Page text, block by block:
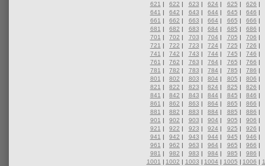
621 | 622 | 623 | 624 | 625 | 626 |
641 | 642 | 643 | 644 | 645 | 646 |
661 | 662 | 663 | 664 | 665 | 666 |
681 | 682 | 683 | 684 | 685 | 686 |
701 | 702 | 703 | 704 | 705 | 706 |
721 | 722 | 723 | 724 | 725 | 726 |
741 | 742 | 743 | 744 | 745 | 746 |
761 | 762 | 763 | 764 | 765 | 766 |
781 | 782 | 783 | 784 | 785 | 786 |
801 | 802 | 803 | 804 | 805 | 806 |
821 | 822 | 823 | 824 | 825 | 826 |
841 | 842 | 843 | 844 | 845 | 846 |
861 | 862 | 863 | 864 | 865 | 866 |
881 | 882 | 883 | 884 | 885 | 886 |
901 | 902 | 903 | 904 | 905 | 906 |
921 | 922 | 923 | 924 | 925 | 926 |
941 | 942 | 943 | 944 | 945 | 946 |
961 | 962 | 963 | 964 | 965 | 966 |
981 | 982 | 983 | 984 | 985 | 986 |
1001 | 1002 | 1003 | 1004 | 1005 | 1006 |